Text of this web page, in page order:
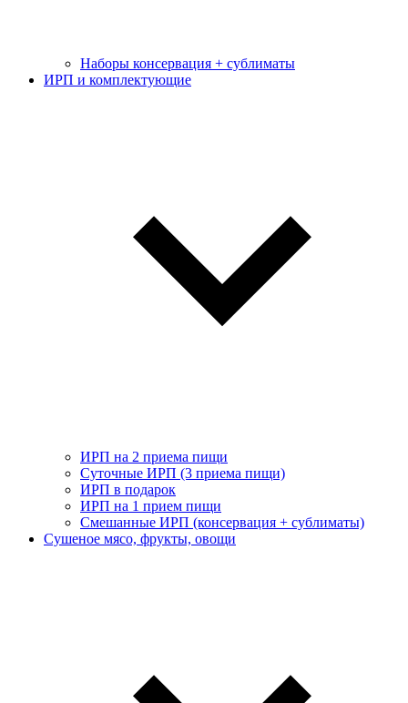
Наборы консервация + сублиматы
ИРП и комплектующие
ИРП на 2 приема пищи
Суточные ИРП (3 приема пищи)
ИРП в подарок
ИРП на 1 прием пищи
Смешанные ИРП (консервация + сублиматы)
Сушеное мясо, фрукты, овощи